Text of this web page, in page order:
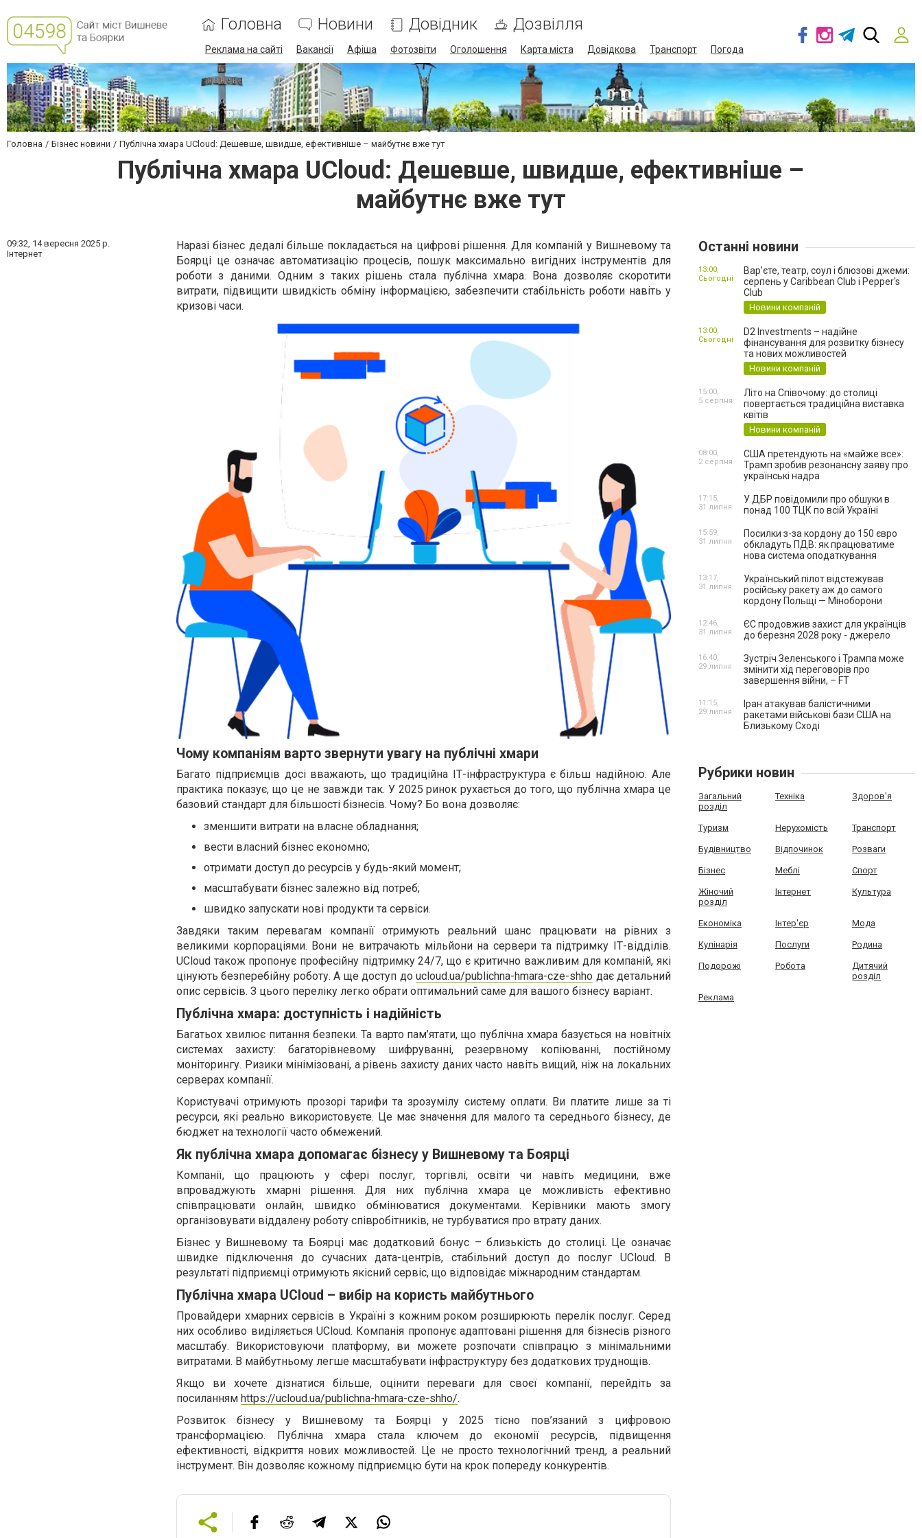
Головна Новини Довідник Дозвілля
Реклама на сайті Вакансії Афіша Фотозвіти Оголошення Карта міста Довідкова Транспорт Погода
Головна Бізнес новини Публічна хмара UCloud: Дешевше, швидше, ефективніше – майбутнє вже тут
Публічна хмара UCloud: Дешевше, швидше, ефективніше –
майбутнє вже тут
09:32, 14 вересня 2025 р.
Інтернет
Наразі бізнес дедалі більше покладається на цифрові рішення. Для компаній у Вишневому та
Боярці це означає автоматизацію процесів, пошук максимально вигідних інструментів для
роботи з даними. Одним з таких рішень стала публічна хмара. Вона дозволяє скоротити
витрати, підвищити швидкість обміну інформацією, забезпечити стабільність роботи навіть у
кризові часи.
Чому компаніям варто звернути увагу на публічні хмари
Багато підприємців досі вважають, що традиційна ІТ-інфраструктура є більш надійною. Але
практика показує, що це не завжди так. У 2025 ринок рухається до того, що публічна хмара це
базовий стандарт для більшості бізнесів. Чому? Бо вона дозволяє:
зменшити витрати на власне обладнання;
вести власний бізнес економно;
отримати доступ до ресурсів у будь-який момент;
масштабувати бізнес залежно від потреб;
швидко запускати нові продукти та сервіси.
Завдяки таким перевагам компанії отримують реальний шанс працювати на рівних з
великими корпораціями. Вони не витрачають мільйони на сервери та підтримку ІТ-відділів.
UCloud також пропонує професійну підтримку 24/7, що є критично важливим для компаній, які
цінують безперебійну роботу. А ще доступ доucloud.ua/publichna-hmara-cze-shho дає детальний
опис сервісів. З цього переліку легко обрати оптимальний саме для вашого бізнесу варіант.
Публічна хмара: доступність і надійність
Багатьох хвилює питання безпеки. Та варто пам’ятати, що публічна хмара базується на новітніх
системах захисту: багаторівневому шифруванні, резервному копіюванні, постійному
моніторингу. Ризики мінімізовані, а рівень захисту даних часто навіть вищий, ніж на локальних
серверах компанії.
Користувачі отримують прозорі тарифи та зрозумілу систему оплати. Ви платите лише за ті
ресурси, які реально використовуєте. Це має значення для малого та середнього бізнесу, де
бюджет на технології часто обмежений.
Як публічна хмара допомагає бізнесу у Вишневому та Боярці
Компанії, що працюють у сфері послуг, торгівлі, освіти чи навіть медицини, вже
впроваджують хмарні рішення. Для них публічна хмара це можливість ефективно
співпрацювати онлайн, швидко обмінюватися документами. Керівники мають змогу
організовувати віддалену роботу співробітників, не турбуватися про втрату даних.
Бізнес у Вишневому та Боярці має додатковий бонус – близькість до столиці. Це означає
швидке підключення до сучасних дата-центрів, стабільний доступ до послуг UCloud. В
результаті підприємці отримують якісний сервіс, що відповідає міжнародним стандартам.
Публічна хмара UCloud – вибір на користь майбутнього
Провайдери хмарних сервісів в Україні з кожним роком розширюють перелік послуг. Серед
них особливо виділяється UCloud. Компанія пропонує адаптовані рішення для бізнесів різного
масштабу. Використовуючи платформу, ви можете розпочати співпрацю з мінімальними
витратами. В майбутньому легше масштабувати інфраструктуру без додаткових труднощів.
Якщо ви хочете дізнатися більше, оцінити переваги для своєї компанії, перейдіть за
посиланням https://ucloud.ua/publichna-hmara-cze-shho/.
Розвиток бізнесу у Вишневому та Боярці у 2025 тісно пов’язаний з цифровою
трансформацією. Публічна хмара стала ключем до економії ресурсів, підвищення
ефективності, відкриття нових можливостей. Це не просто технологічний тренд, а реальний
інструмент. Він дозволяє кожному підприємцю бути на крок попереду конкурентів.
Останні новини
Вар’єте, театр, соул і блюзові джеми:
серпень у Caribbean Club і Pepper's
Club
Новини компаній
13:00,
Сьогодні
D2 Investments – надійне
фінансування для розвитку бізнесу
та нових можливостей
Новини компаній
13:00,
Сьогодні
Літо на Співочому: до столиці
повертається традиційна виставка
квітів
Новини компаній
15:00,
5 серпня
США претендують на «майже все»:
Трамп зробив резонансну заяву про
українські надра
08:00,
2 серпня
У ДБР повідомили про обшуки в
понад 100 ТЦК по всій Україні
17:15,
31 липня
Посилки з-за кордону до 150 євро
обкладуть ПДВ: як працюватиме
нова система оподаткування
15:59,
31 липня
Український пілот відстежував
російську ракету аж до самого
кордону Польщі — Міноборони
13:17,
31 липня
ЄС продовжив захист для українців
до березня 2028 року - джерело
12:46,
31 липня
Зустріч Зеленського і Трампа може
змінити хід переговорів про
завершення війни, – FT
16:40,
29 липня
Іран атакував балістичними
ракетами військові бази США на
Близькому Сході
11:15,
29 липня
Рубрики новин
Загальний
розділ
Техніка Здоров'я
Туризм Нерухомість Транспорт
Будівництво Відпочинок Розваги
Бізнес Меблі Спорт
Жіночий
розділ
Інтернет Культура
Економіка Інтер'єр Мода
Кулінарія Послуги Родина
Подорожі Робота
Дитячий
розділ
Реклама